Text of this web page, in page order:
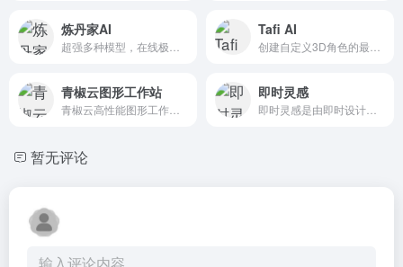
炼丹家AI Tafi AI
青椒云图形工作站 即时灵感
暂无评论